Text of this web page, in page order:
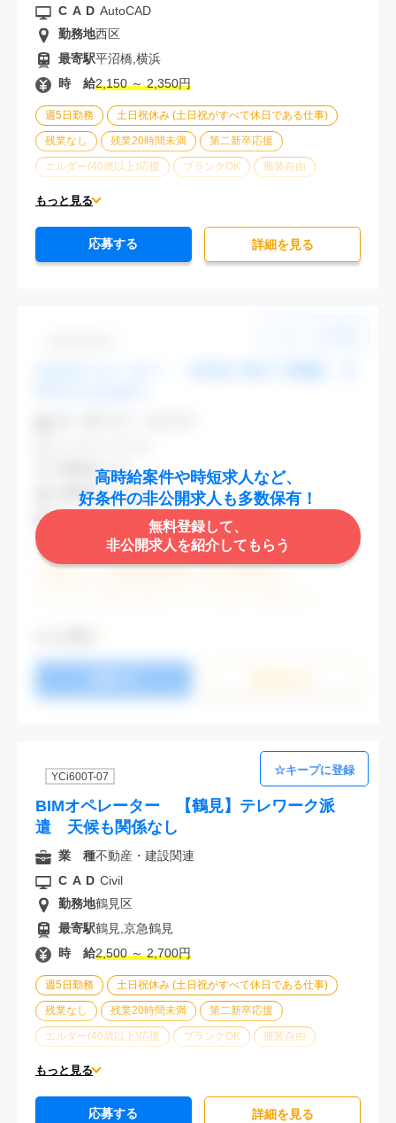
週5日勤務 土日祝休み (土日祝がすべて休日である仕事)
残業なし 残業20時間未満 第二新卒応援
エルダー(40歳以上)応援 ブランクOK 服装自由
大手企業
もっと見る
CAD AutoCAD
勤務地西区
最寄駅平沼橋,横浜
時 給2,150 ～ 2,350円
応募する 詳細を⾒る
高時給案件や時短求人など、
好条件の非公開求人も多数保有！
無料登録して、
非公開求人を紹介してもらう
土日祝休み (土日祝がすべて休日である仕事)
勤務地渋谷区
最寄駅渋谷,表参道
YCi600T-07
BIMオペレーター 【鶴見】テレワーク派
遣 天候も関係なし
週5日勤務 土日祝休み (土日祝がすべて休日である仕事)
残業なし 残業20時間未満 第二新卒応援
エルダー(40歳以上)応援 ブランクOK 服装自由
駅から徒歩5分以内
もっと見る
業 種不動産・建設関連
CAD Civil
勤務地鶴見区
最寄駅鶴見,京急鶴見
時 給2,500 ～ 2,700円
応募する 詳細を⾒る